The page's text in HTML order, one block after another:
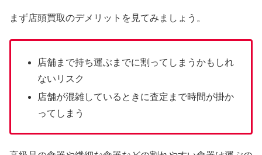
まず店頭買取のデメリットを見てみましょう。
店舗まで持ち運ぶまでに割ってしまうかもしれ
ないリスク
店舗が混雑しているときに査定まで時間が掛か
ってしまう